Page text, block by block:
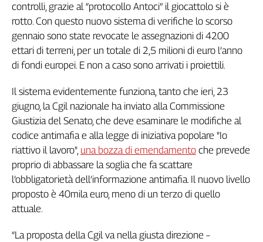
Le
trasmissioni
tv
Work
in
L'Italia
nel
Lavoro
Territori
Abruzzo-
Molise
Alto
Adige
Calabria
controlli, grazie al “protocollo Antoci” il giocattolo si è
rotto. Con questo nuovo sistema di verifiche lo scorso
gennaio sono state revocate le assegnazioni di 4200
ettari di terreni, per un totale di 2,5 milioni di euro l’anno
di fondi europei. E non a caso sono arrivati i proiettili.
Il sistema evidentemente funziona, tanto che ieri, 23
giugno, la Cgil nazionale ha inviato alla Commissione
Giustizia del Senato, che deve esaminare le modifiche al
codice antimafia e alla legge di iniziativa popolare "Io
riattivo il lavoro", una bozza di emendamento che prevede
proprio di abbassare la soglia che fa scattare
l’obbligatorietà dell’informazione antimafia. Il nuovo livello
proposto è 40mila euro, meno di un terzo di quello
attuale.
“La proposta della Cgil va nella giusta direzione –